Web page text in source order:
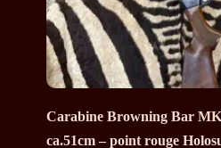
Carabine Browning Bar
ca.51cm – point rouge